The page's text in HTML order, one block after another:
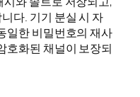
다. 기기 분실 시 자
일한 비밀번호의 재사
호화된 채널이 보장되